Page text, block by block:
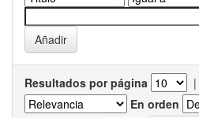
Resultados por página |
En orden